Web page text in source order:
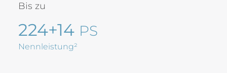
Bis zu
224+14 PS
Nennleistung²